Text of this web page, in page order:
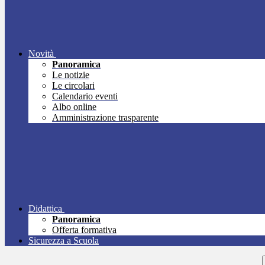
Novità
Panoramica
Le notizie
Le circolari
Calendario eventi
Albo online
Amministrazione trasparente
Didattica
Panoramica
Offerta formativa
Sicurezza a Scuola